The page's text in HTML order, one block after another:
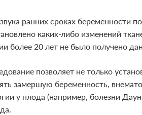
ранних сроках беременности
каких-либо изменений
более 20 лет не было получено
позволяет не только
замершую беременность,
у плода (например, болезни